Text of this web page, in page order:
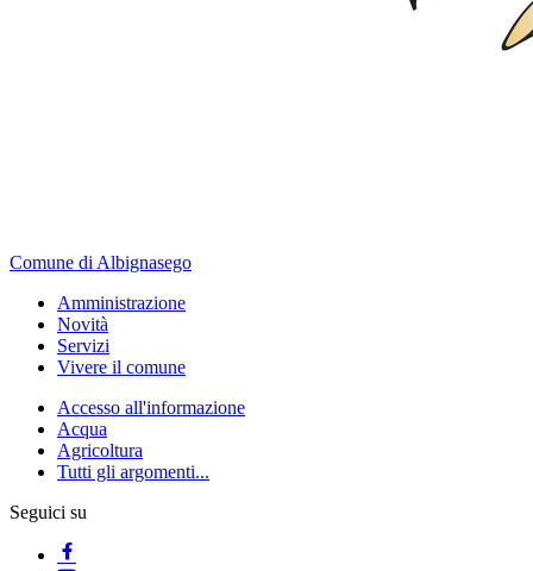
Comune di Albignasego
Amministrazione
Novità
Servizi
Vivere il comune
Accesso all'informazione
Acqua
Agricoltura
Tutti gli argomenti...
Seguici su